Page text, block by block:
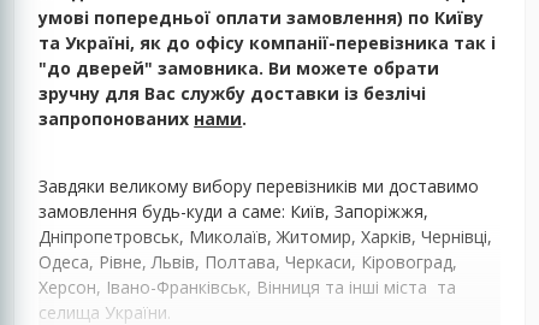
умові попередньої оплати замовлення) по Київу
та Україні, як до офісу компанії-перевізника так і
"до дверей" замовника. Ви можете обрати
зручну для Вас службу доставки із безлічі
запропонованих нами.
Завдяки великому вибору перевізників ми доставимо
замовлення будь-куди а саме: Київ, Запоріжжя,
Дніпропетровськ, Миколаїв, Житомир, Харків, Чернівці,
Одеса, Рівне, Львів, Полтава, Черкаси, Кіровоград,
Херсон, Івано-Франківськ, Вінниця та інші міста та
селища України.